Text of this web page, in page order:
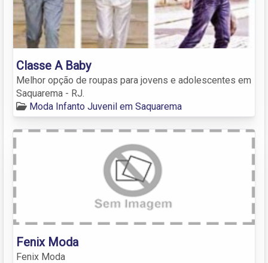
Classe A Baby
Melhor opção de roupas para jovens e adolescentes em
Saquarema - RJ.
Moda Infanto Juvenil em Saquarema
Fenix Moda
Fenix Moda